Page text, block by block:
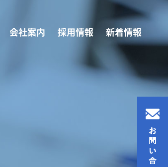
会社案内 採用情報 新着情報